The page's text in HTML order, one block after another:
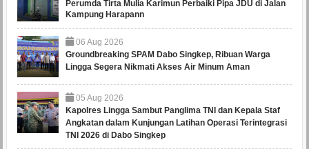
Perumda Tirta Mulia Karimun Perbaiki Pipa JDU di Jalan
Kampung Harapann
06 Aug 2026
Groundbreaking SPAM Dabo Singkep, Ribuan Warga
Lingga Segera Nikmati Akses Air Minum Aman
05 Aug 2026
Kapolres Lingga Sambut Panglima TNI dan Kepala Staf
Angkatan dalam Kunjungan Latihan Operasi Terintegrasi
TNI 2026 di Dabo Singkep